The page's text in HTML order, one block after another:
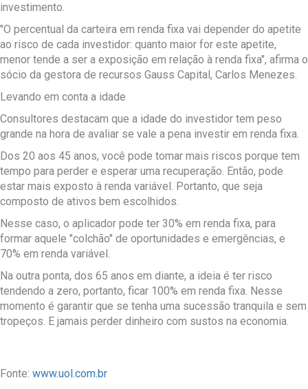
investimento.
"O percentual da carteira em renda fixa vai depender do apetite
ao risco de cada investidor: quanto maior for este apetite,
menor tende a ser a exposição em relação à renda fixa", afirma o
sócio da gestora de recursos Gauss Capital, Carlos Menezes.
Levando em conta a idade
Consultores destacam que a idade do investidor tem peso
grande na hora de avaliar se vale a pena investir em renda fixa.
Dos 20 aos 45 anos, você pode tomar mais riscos porque tem
tempo para perder e esperar uma recuperação. Então, pode
estar mais exposto à renda variável. Portanto, que seja
composto de ativos bem escolhidos.
Nesse caso, o aplicador pode ter 30% em renda fixa, para
formar aquele "colchão" de oportunidades e emergências, e
70% em renda variável.
Na outra ponta, dos 65 anos em diante, a ideia é ter risco
tendendo a zero, portanto, ficar 100% em renda fixa. Nesse
momento é garantir que se tenha uma sucessão tranquila e sem
tropeços. E jamais perder dinheiro com sustos na economia.
Fonte: www.uol.com.br